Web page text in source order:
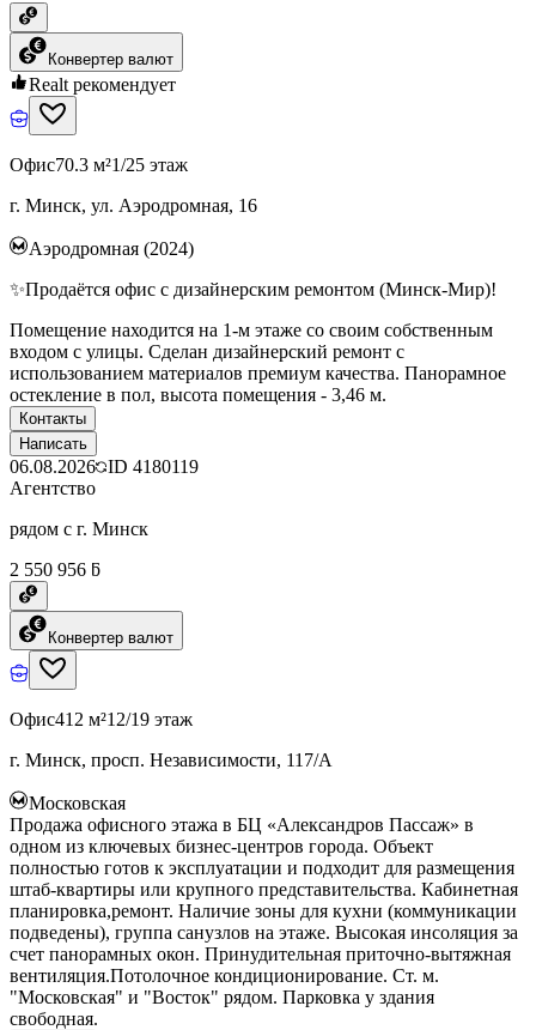
Конвертер валют
Realt рекомендует
Офис70.3 м²1/25 этаж
г. Минск, ул. Аэродромная, 16
Аэродромная (2024)
✨Продаётся офис с дизайнерским ремонтом (Минск-Мир)!
Помещение находится на 1-м этаже со своим собственным
входом с улицы. Сделан дизайнерский ремонт с
использованием материалов премиум качества. Панорамное
остекление в пол, высота помещения - 3,46 м.
Контакты
Написать
06.08.2026 ID 4180119
Агентство
рядом с г. Минск
2 550 956 ƃ
Конвертер валют
Офис412 м²12/19 этаж
г. Минск, просп. Независимости, 117/А
Московская
Продажа офисного этажа в БЦ «Александров Пассаж» в
одном из ключевых бизнес-центров города. Объект
полностью готов к эксплуатации и подходит для размещения
штаб-квартиры или крупного представительства. Кабинетная
планировка,ремонт. Наличие зоны для кухни (коммуникации
подведены), группа санузлов на этаже. Высокая инсоляция за
счет панорамных окон. Принудительная приточно-вытяжная
вентиляция.Потолочное кондиционирование. Ст. м.
"Московская" и "Восток" рядом. Парковка у здания
свободная.